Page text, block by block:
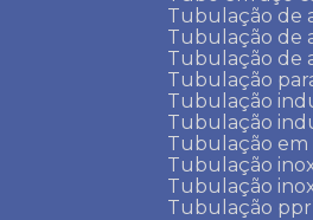
Tubulação de
Tubulação de
Tubulação
Tubulação
Tubulação
Tubulação
Tubulação
Tubulação
Tubulação
Tubulação ppr